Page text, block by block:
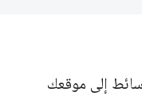
إلى موقعك